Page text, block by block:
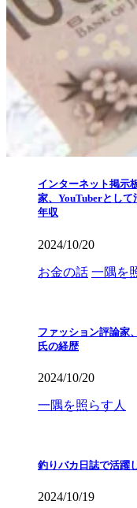
インターネット掲示
家、YouTuberとして
年収
2024/10/20
お金の話 一隅を
ファッション評論家
氏の経歴
2024/10/20
一隅を照らす人
釣りバカ日誌で活
2024/10/19